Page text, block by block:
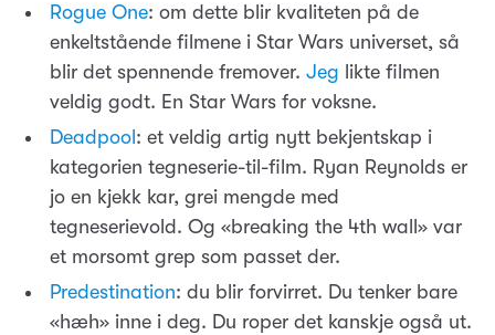
Rogue One: om dette blir kvaliteten på de
enkeltstående filmene i Star Wars universet, så
blir det spennende fremover. Jeg likte filmen
veldig godt. En Star Wars for voksne.
Deadpool : et veldig artig nytt bekjentskap i
kategorien tegneserie-til-film. Ryan Reynolds er
jo en kjekk kar, grei mengde med
tegneserievold. Og «breaking the 4th wall» var
et morsomt grep som passet der.
Predestination: du blir forvirret. Du tenker bare
«hæh» inne i deg. Du roper det kanskje også ut.